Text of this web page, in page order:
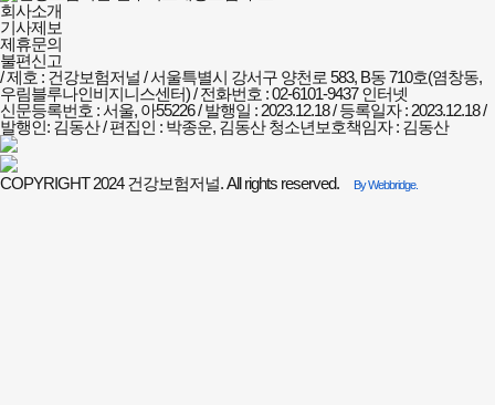
회사소개
기사제보
제휴문의
불편신고
/ 제호 : 건강보험저널 /서울특별시 강서구 양천로 583, B동 710호(염창동,
우림블루나인비지니스센터) / 전화번호 : 02-6101-9437인터넷
신문등록번호 : 서울, 아55226 / 발행일 : 2023.12.18 / 등록일자 : 2023.12.18 /
발행인: 김동산 / 편집인 : 박종운, 김동산청소년보호책임자 : 김동산
COPYRIGHT 2024 건강보험저널. All rights reserved. By Webbridge.